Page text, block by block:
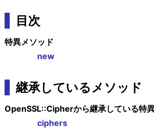
目次
特異メソッド
new
継承しているメソッド
OpenSSL::Cipherから継承している特
ciphers